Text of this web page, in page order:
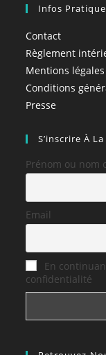
Infos
Contact
Règlement
Mentions légales
Conditions
Presse
S’inscrire À
Prénom ou nom
Email
En
confidentialité